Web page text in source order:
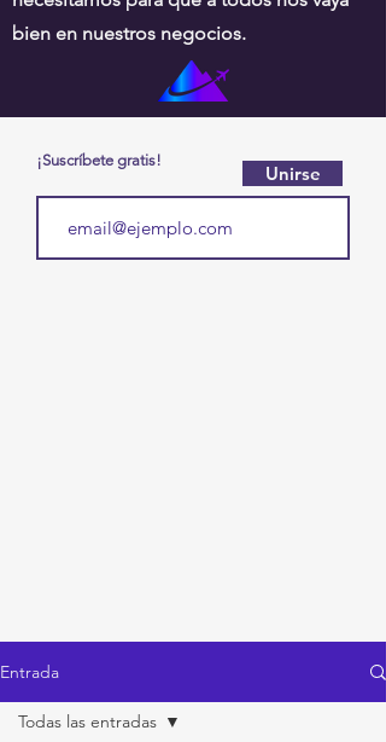
bien en nuestros negocios.
¡Suscríbete gratis!
Unirse
Entrada
Todas las entradas